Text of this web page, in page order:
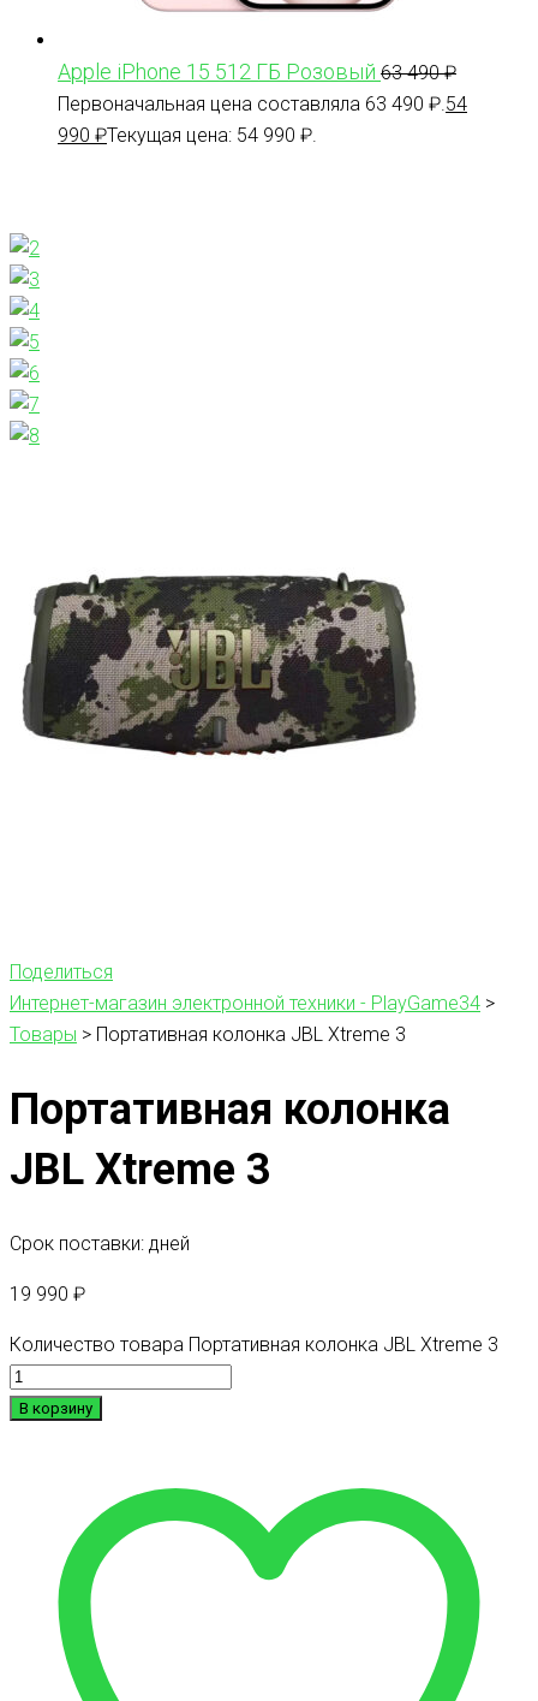
Apple iPhone 15 512 ГБ Розовый 63 490₽
Первоначальная цена составляла 63 490 ₽. 54
990 ₽Текущая цена: 54 990 ₽.
Поделиться
Интернет-магазин электронной техники - PlayGame34 >
Товары > Портативная колонка JBL Xtreme 3
Портативная колонка
JBL Xtreme 3
Срок поставки: дней
19 990 ₽
Количество товара Портативная колонка JBL Xtreme 3
В корзину